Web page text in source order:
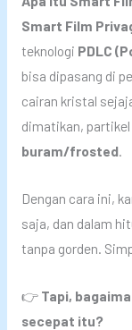
Smart Film
teknologi PDLC
bisa dipasang di
cairan kristal
dimatikan, partikel
buram/frosted.
Dengan cara ini,
saja, dan dalam
tanpa gorden.
👉 Tapi,
secepat itu?